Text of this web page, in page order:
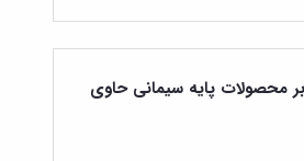
محصولات پایه سیمانی حاوی